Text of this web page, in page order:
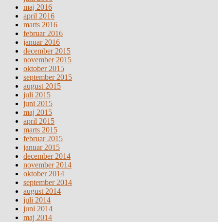
maj 2016
april 2016
marts 2016
februar 2016
januar 2016
december 2015
november 2015
oktober 2015
september 2015
august 2015
juli 2015
juni 2015
maj 2015
april 2015
marts 2015
februar 2015
januar 2015
december 2014
november 2014
oktober 2014
september 2014
august 2014
juli 2014
juni 2014
maj 2014